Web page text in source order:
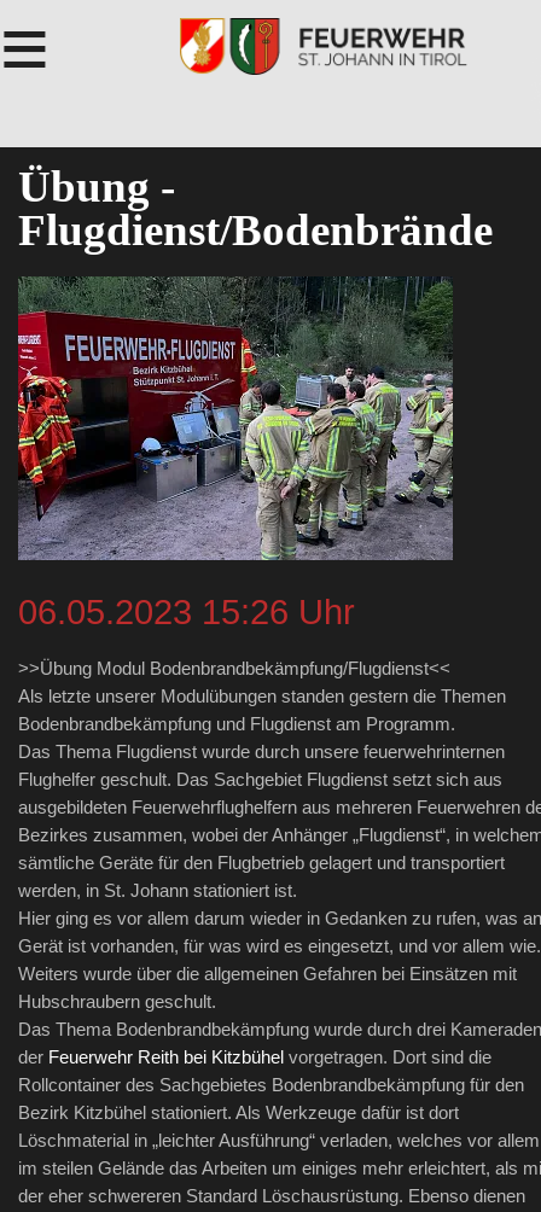
≡
Übung -
Flugdienst/Bodenbrände
06.05.2023 15:26 Uhr
>>Übung Modul Bodenbrandbekämpfung/Flugdienst<<
Als letzte unserer Modulübungen standen gestern die Themen
Bodenbrandbekämpfung und Flugdienst am Programm.
Das Thema Flugdienst wurde durch unsere feuerwehrinternen
Flughelfer geschult. Das Sachgebiet Flugdienst setzt sich aus
ausgebildeten Feuerwehrflughelfern aus mehreren Feuerwehren
Bezirkes zusammen, wobei der Anhänger „Flugdienst“, in
sämtliche Geräte für den Flugbetrieb gelagert und transportiert
werden, in St. Johann stationiert ist.
Hier ging es vor allem darum wieder in Gedanken zu rufen, was an
Gerät ist vorhanden, für was wird es eingesetzt, und vor allem wie.
Weiters wurde über die allgemeinen Gefahren bei Einsätzen mit
Hubschraubern geschult.
Das Thema Bodenbrandbekämpfung wurde durch drei Kameraden
der Feuerwehr Reith bei Kitzbühel vorgetragen. Dort sind die
Rollcontainer des Sachgebietes Bodenbrandbekämpfung für den
Bezirk Kitzbühel stationiert. Als Werkzeuge dafür ist dort
Löschmaterial in „leichter Ausführung“ verladen, welches vor allem
im steilen Gelände das Arbeiten um einiges mehr erleichtert, als
der eher schwereren Standard Löschausrüstung. Ebenso dienen